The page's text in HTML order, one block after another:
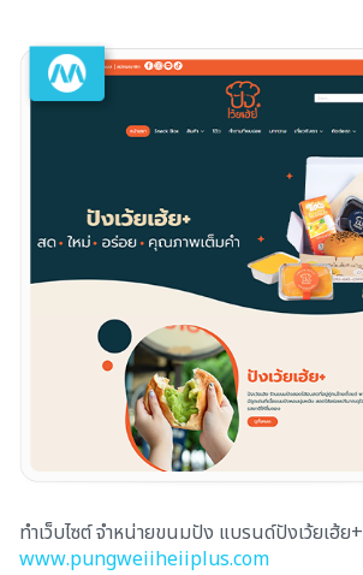
ทำเว็บไซต์ จำหน่ายขนมปัง แบรนด์ปังเว้ยเฮ้ย+
www.pungweiiheiiplus.com